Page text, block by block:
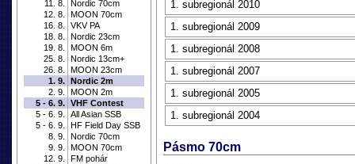
11. 8.
Nordic 70cm
12. 8.
MOON 70cm
16. 8.
VKV PA
18. 8.
Nordic 23cm
19. 8.
MOON 6m
25. 8.
Nordic 13cm+
26. 8.
MOON 23cm
1. 9. Nordic 2m
2. 9.
MOON 2m
5 - 6. 9. VHF Contest
5 - 6. 9.
All Asian SSB
5 - 6. 9.
HF Field Day SSB
8. 9.
Nordic 70cm
9. 9.
MOON 70cm
12. 9.
FM pohár
1. subregionál 2010
1. subregionál 2009
1. subregionál 2008
1. subregionál 2007
1. subregionál 2005
1. subregionál 2004
Pásmo 70cm